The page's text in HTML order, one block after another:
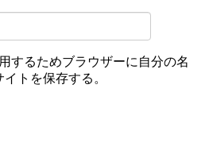
するためブラウザーに自分の名
トを保存する。